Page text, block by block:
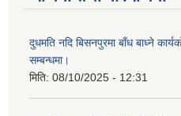
दुधमति नदि बिसनपुरमा बाँध बाध्ने
सम्बन्धमा।
मिति: 08/10/2025 - 12:31